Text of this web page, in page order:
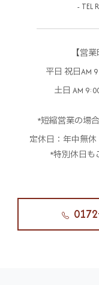
- TEL
【営
平日 祝日AM
土日 AM
*短縮営業の場
定休日：年中無
*特別休日も